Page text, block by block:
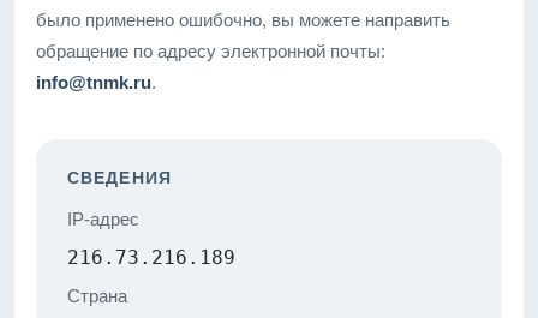
было применено ошибочно, вы можете направить
обращение по адресу электронной почты:
info@tnmk.ru.
СВЕДЕНИЯ
IP-адрес
216.73.216.189
Страна